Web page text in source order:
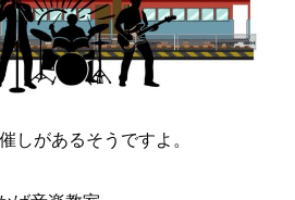
しがあるそうですよ。